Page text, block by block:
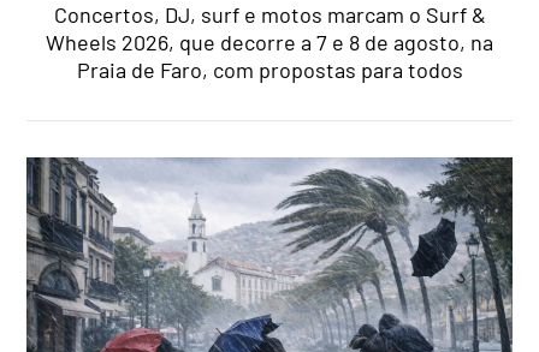
Concertos, DJ, surf e motos marcam o Surf &
Wheels 2026, que decorre a 7 e 8 de agosto, na
Praia de Faro, com propostas para todos